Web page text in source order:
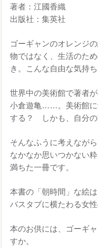
著者：江國香織
出版社：集英社
ゴーギャンのオレンジ
物ではなく、生活のた
き。こんな自由な気持
世界中の美術館で著者
小倉遊亀……。美術館に
する？ しかも、自分の
そんなふうに考えなが
なかなか思いつかない
満ちた一冊です。
本書の「朝時間」な絵
バスタブに横たわる女
本のお供には、ゴーギ
すか。